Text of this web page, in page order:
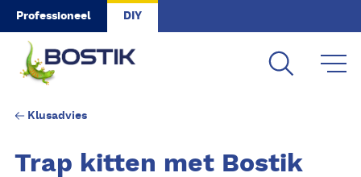
Skip to main content
Professioneel DIY
Klusadvies
Trap kitten met Bostik